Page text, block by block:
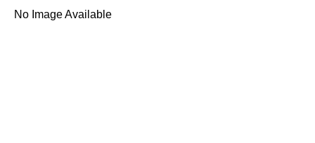
No Image Available